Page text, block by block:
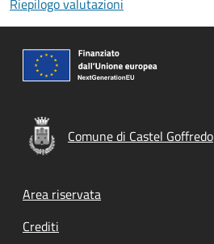
Riepilogo valutazioni
Comune di Castel Goffredo
Footer menu
Area riservata
Crediti